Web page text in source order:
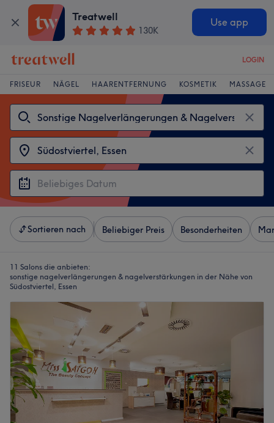
Treatwell
130K
Use app
LOGIN
FRISEUR NÄGEL HAARENTFERNUNG KOSMETIK MASSAGE
Sortieren nach Beliebiger Preis Besonderheiten
11 Salons die anbieten:
sonstige nagelverlängerungen & nagelverstärkungen in der Nähe von
Südostviertel, Essen